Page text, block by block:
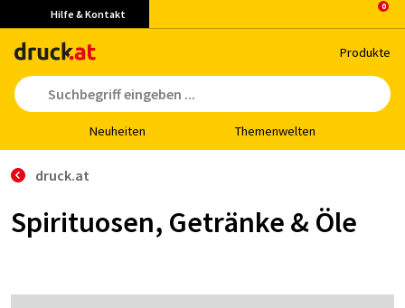
Hilfe & Kontakt
Pro­duk­te
Neu­hei­ten The­men­wel­ten
druck.at
Spirituosen, Getränke & Öle